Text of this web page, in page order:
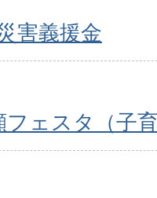
害義援金
フェスタ（子